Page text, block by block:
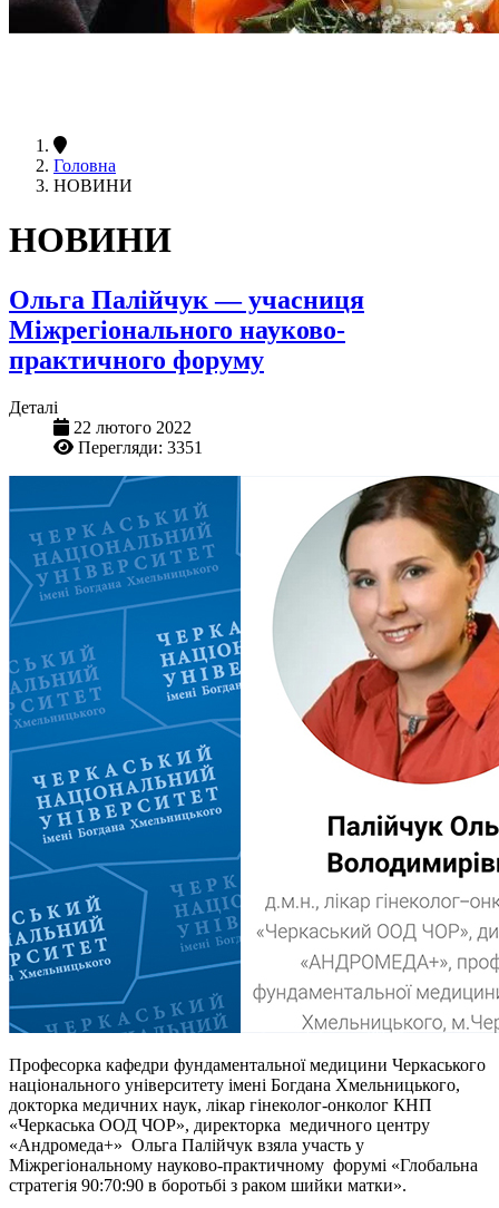
Головна
НОВИНИ
НОВИНИ
Ольга Палійчук — учасниця
Міжрегіонального науково-
практичного форуму
Деталі
22 лютого 2022
Перегляди: 3351
Професорка кафедри фундаментальної медицини Черкаського
національного університету імені Богдана Хмельницького,
докторка медичних наук, лікар гінеколог-онколог КНП
«Черкаська ООД ЧОР», директорка медичного центру
«Андромеда+» Ольга Палійчук взяла участь у
Міжрегіональному науково-практичному форумі «Глобальна
стратегія 90:70:90 в боротьбі з раком шийки матки».